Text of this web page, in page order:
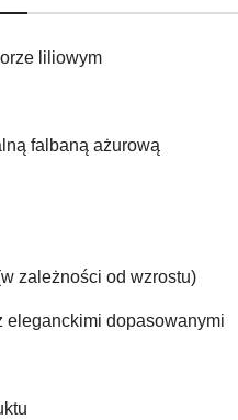
liliowym
falbaną ażurową
zależności od wzrostu)
eleganckimi dopasowanymi